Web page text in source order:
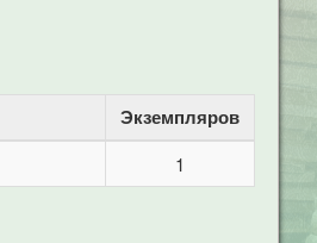
Экземпляров
1